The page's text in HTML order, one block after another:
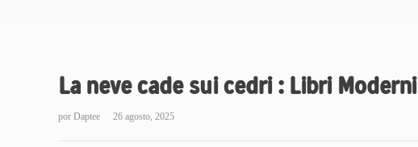
La neve cade sui cedri : Libri Moderni
por Daptee 26 agosto, 2025